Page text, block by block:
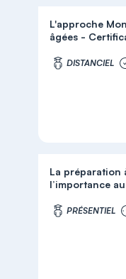
L'approche
âgées -
DISTANCIEL
La préparation
l’importance
PRÉSENTIEL